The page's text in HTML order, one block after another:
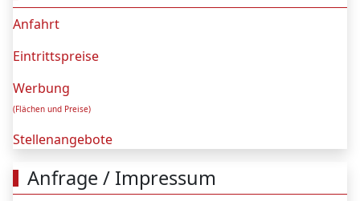
Anfahrt
Eintrittspreise
Werbung
(Flächen und Preise)
Stellenangebote
Anfrage / Impressum